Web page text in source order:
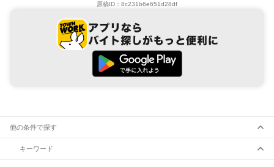
原稿ID： 8c231b6e651d28df
他の条件で探す
キーワード